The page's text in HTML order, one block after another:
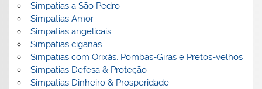
Simpatias a São Pedro
Simpatias Amor
Simpatias angelicais
Simpatias ciganas
Simpatias com Orixás, Pombas-Giras e Pretos-velhos
Simpatias Defesa & Proteção
Simpatias Dinheiro & Prosperidade